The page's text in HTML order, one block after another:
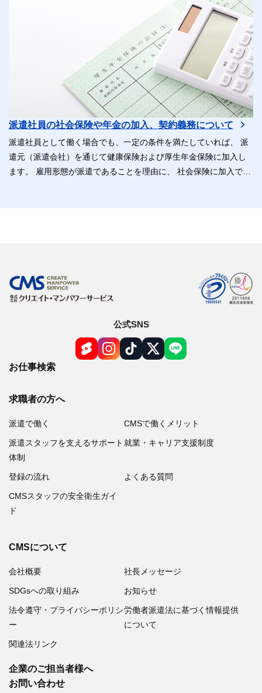
派遣社員の社会保険や年金の加入、契約義務について
派遣社員として働く場合でも、一定の条件を満たしていれば、 派
遣元（派遣会社）を通じて健康保険および厚生年金保険に加入し
ます。 雇用形態が派遣であることを理由に、 社会保険に加入でき
公式SNS
お仕事検索
求職者の方へ
派遣で働く CMSで働くメリット
派遣スタッフを支えるサポート
体制
就業・キャリア支援制度
登録の流れ よくある質問
CMSスタッフの安全衛生ガイ
ド
CMSについて
会社概要 社長メッセージ
SDGsへの取り組み お知らせ
法令遵守・プライバシーポリシ
ー
労働者派遣法に基づく情報提供
について
関連法リンク
企業のご担当者様へ
お問い合わせ